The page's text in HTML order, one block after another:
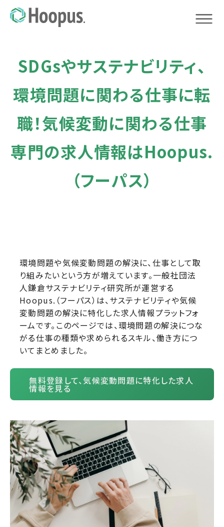
SDGsやサステナビリティ、
環境問題に関わる仕事に転
職！気候変動に関わる仕事
専門の求人情報はHoopus.
（フーパス）
環境問題や気候変動問題の解決に、仕事として取
り組みたいという方が増えています。一般社団法
人鎌倉サステナビリティ研究所が運営する
Hoopus.（フーパス）は、サステナビリティや気候
変動問題の解決に特化した求人情報プラットフォ
ームです。このページでは、環境問題の解決につな
がる仕事の種類や求められるスキル、働き方につ
いてまとめました。
無料登録して、気候変動問題に特化した求人
情報を見る